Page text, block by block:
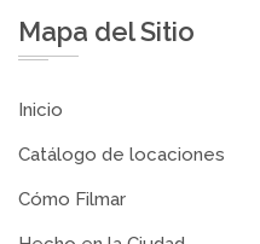
Mapa del Sitio
Inicio
Catálogo de locaciones
Cómo Filmar